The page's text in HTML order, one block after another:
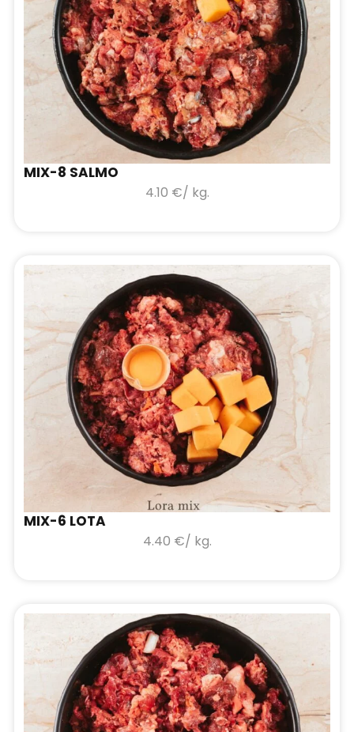
MIX-8 SALMO
4.10 €/ kg.
MIX-6 LOTA
4.40 €/ kg.